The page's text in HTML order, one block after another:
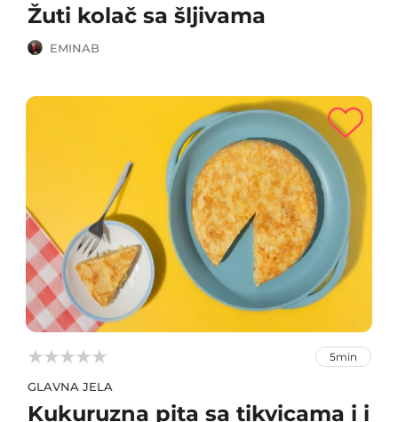
Žuti kolač sa šljivama
EMINAB


 5min
GLAVNA JELA
Kukuruzna pita sa tikvicama i i